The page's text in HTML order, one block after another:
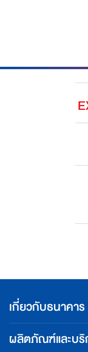
เกี่ยวกับธนาคาร
ผลิตภัณฑ์และบริ